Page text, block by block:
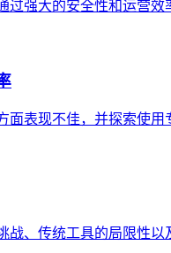
过强大的安全性和运营效
面表现不佳，并探索使
战、传统工具的局限性